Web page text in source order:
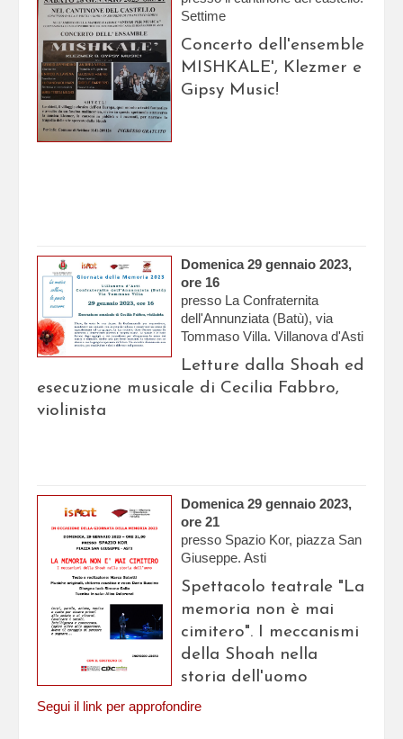
Settime
Concerto dell'ensemble
MISHKALE', Klezmer e
Gipsy Music!
Domenica 29 gennaio 2023,
ore 16
presso La Confraternita
dell'Annunziata (Batù), via
Tommaso Villa. Villanova d'Asti
Letture dalla Shoah ed
esecuzione musicale di Cecilia Fabbro,
violinista
Domenica 29 gennaio 2023,
ore 21
presso Spazio Kor, piazza San
Giuseppe. Asti
Spettacolo teatrale "La
memoria non è mai
cimitero". I meccanismi
della Shoah nella
storia dell'uomo
Segui il link per approfondire